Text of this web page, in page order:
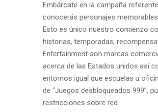
Embárcate en la campaña
conocerás personajes
Esto es único nuestro comienzo
historias, temporadas,
Entertainment son marcas
acerca de las Estados unidos así­
entornos igual que escuelas u
de “Juegos desbloqueados 999”,
restricciones sobre red.